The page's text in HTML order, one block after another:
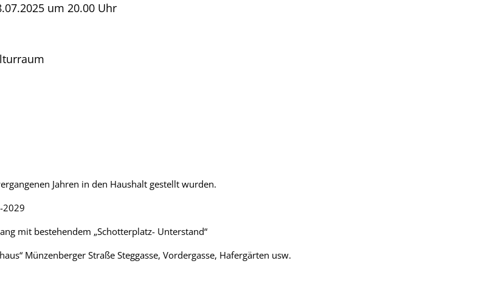
um 20.00 Uhr
Jahren in den Haushalt gestellt wurden.
2029
mit bestehendem „Schotterplatz- Unterstand“
Münzenberger Straße Steggasse, Vordergasse, Hafergärten usw.